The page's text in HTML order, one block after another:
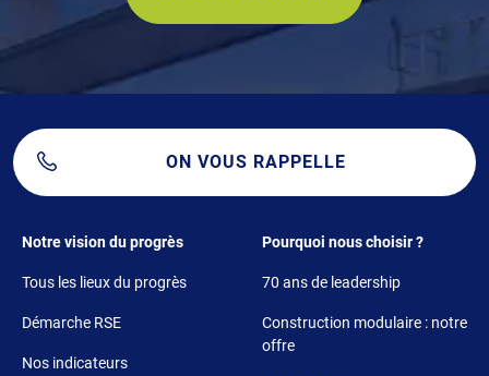
ON VOUS RAPPELLE
Footer 1
Notre vision du progrès
Tous les lieux du progrès
Démarche RSE
Nos indicateurs
Footer 2
Pourquoi nous choisir ?
70 ans de leadership
Construction modulaire : notre
offre